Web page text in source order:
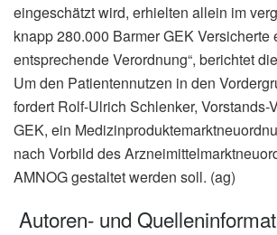
eingeschätzt wird, erhielten allein im
knapp 280.000 Barmer GEK Versicherte
entsprechende Verordnung“, berichtet
Um den Patientennutzen in den
fordert Rolf-Ulrich Schlenker, Vorstands-
GEK, ein
nach Vorbild des
AMNOG gestaltet werden soll. (ag)
Autoren- und